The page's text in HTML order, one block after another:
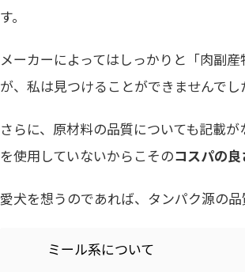
す。
メーカーによってはしっかりと「肉副
が、私は見つけることができませんでし
さらに、原材料の品質についても記載
を使用していないからこそのコスパの良
愛犬を想うのであれば、タンパク源の品
ミール系について